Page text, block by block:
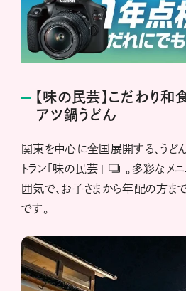
【味の民芸】こだわり和
アツ鍋うどん
関東を中心に全国展開する、うど
トラン 「味の民芸」
。多彩なメ
囲気で、お子さまから年配の方ま
です。